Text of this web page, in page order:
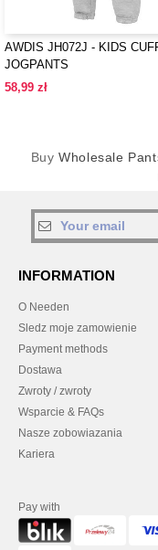
AWDIS JH072J - KIDS
JOGPANTS
58,99 zł
BuyWholesale
INFORMATION
O Needen
Sledz moje zamowienie
Payment methods
Dostawa
Zwroty / zwroty
Wsparcie & FAQs
Nasze zobowiazania
Kariera
Pay with